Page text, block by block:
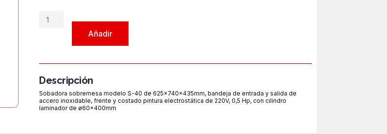
Sobadora
40
cantidad
Añadir
Descripción
Sobadora sobremesa modelo S-40 de 625x740x435mm, bandeja de entrada y salida de
accero inoxidable, frente y costado pintura electrostática de 220V, 0,5 Hp, con cilindro
laminador de ø60x400mm